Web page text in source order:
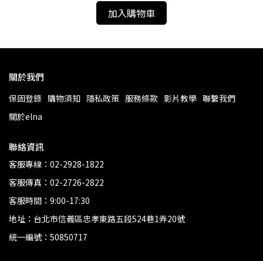
加入購物車
關於我們
保固登錄 購物須知 隱私政策 服務條款 影片教學 聯繫我們
關於elna
聯絡資訊
客服專線：02-2928-1822
客服傳真：02-2726-2822
客服時間：9:00-17:30
地址：台北市信義區忠孝東路五段524巷1弄20號
統一編號：50850717